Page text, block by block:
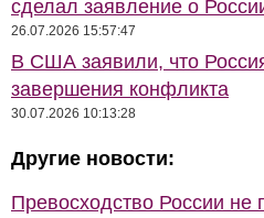
сделал заявление о
26.07.2026 15:57:47
В США заявили, что
завершения конфликта
30.07.2026 10:13:28
Другие новости:
Превосходство России не